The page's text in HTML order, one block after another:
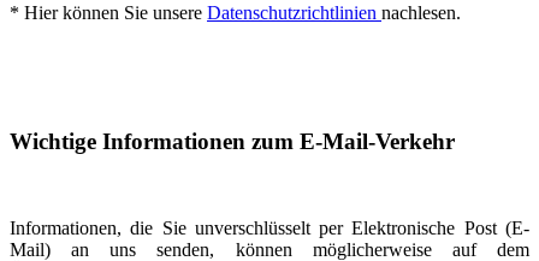
* Hier können Sie unsere Datenschutzrichtlinien nachlesen.
Wichtige Informationen zum E-Mail-Verkehr
Informationen, die Sie unverschlüsselt per Elektronische Post (E-
Mail) an uns senden, können möglicherweise auf dem